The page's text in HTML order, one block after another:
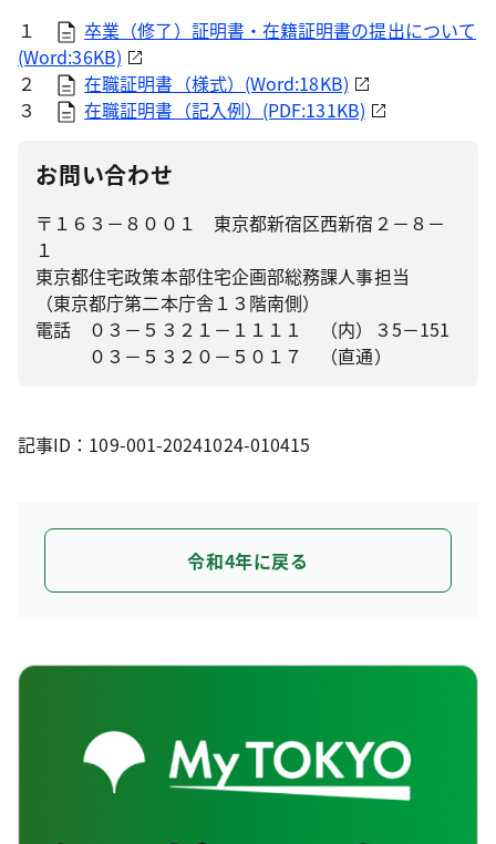
１
卒業（修了）証明書・在籍証明書の提出について
(Word:36KB)
２
在職証明書（様式）(Word:18KB)
３
在職証明書（記入例）(PDF:131KB)
お問い合わせ
〒１６３－８００１ 東京都新宿区西新宿２－８－
１
東京都住宅政策本部住宅企画部総務課人事担当
（東京都庁第二本庁舎１３階南側）
電話 ０３－５３２１－１１１１ （内）３5－151
０３－５３２０－５０１７ （直通）
記事ID：109-001-20241024-010415
令和4年に戻る